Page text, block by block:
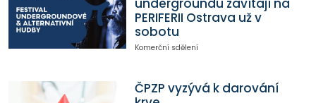
undergroundu zavítají na
PERIFERII Ostrava už v
sobotu
Komerční sdělení
ČPZP vyzývá k darování